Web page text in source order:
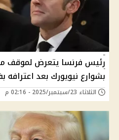
رئيس فرنسا يتعرض لموقف
بشوارع نيويورك بعد
الثلاثاء 23/سبتمبر/2025 - 02:16 م